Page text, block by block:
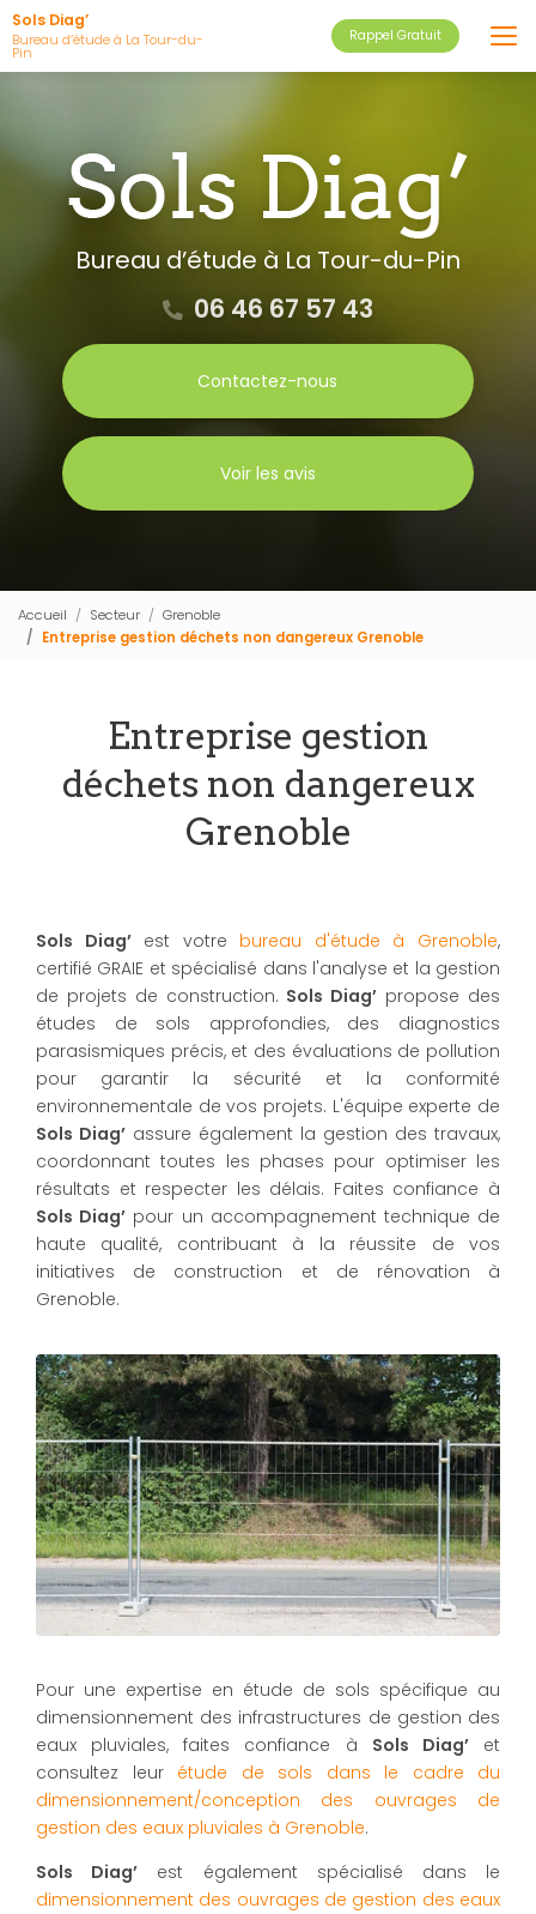
Aller
au
contenu
Sols Diag’
Bureau d’étude à La Tour-du-
Pin
Rappel Gratuit
Bureau d’étude à La Tour-du-Pin
06 46 67 57 43
Contactez-nous
Voir les avis
Accueil Secteur
Grenoble
Entreprise gestion déchets non dangereux Grenoble
Entreprise gestion
déchets non dangereux
Grenoble
Sols Diag’est votre bureau d'étude à Grenoble,
certifié GRAIE et spécialisé dans l'analyse et la gestion
de projets de construction. Sols Diag’ propose des
études de sols approfondies, des diagnostics
parasismiques précis, et des évaluations de pollution
pour garantir la sécurité et la conformité
environnementale de vos projets. L'équipe experte de
Sols Diag’ assure également la gestion des travaux,
coordonnant toutes les phases pour optimiser les
résultats et respecter les délais. Faites confiance à
Sols Diag’ pour un accompagnement technique de
haute qualité, contribuant à la réussite de vos
initiatives de construction et de rénovation à
Grenoble.
Pour une expertise en étude de sols spécifique au
dimensionnement des infrastructures de gestion des
eaux pluviales, faites confiance à Sols Diag’et
consultez leur étude de sols dans le cadre du
dimensionnement/conception des ouvrages de
gestion des eaux pluviales à Grenoble.
Sols Diag’ est également spécialisé dans le
dimensionnement des ouvrages de gestion des eaux